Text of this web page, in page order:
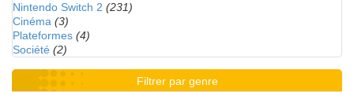
Nintendo Switch 2 (231)
Cinéma (3)
Plateformes (4)
Société (2)
Filtrer par genre